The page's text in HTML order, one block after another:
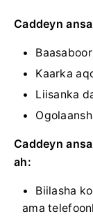
Caddeyn
Kaarka
Liisanka
Caddeyn
ah:
Biilasha
ama